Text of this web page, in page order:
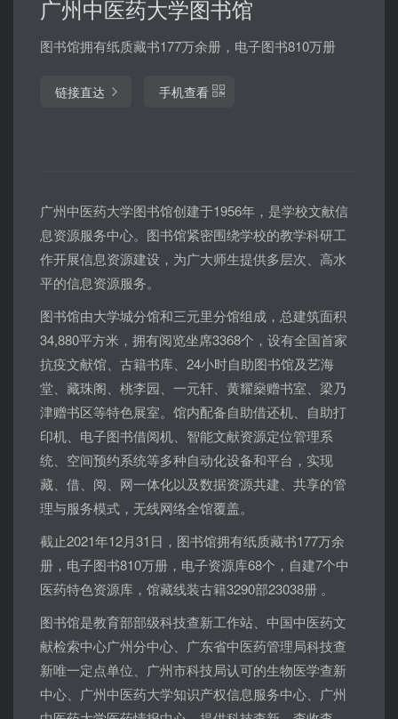
广州中医药大学图书馆
图书馆拥有纸质藏书177万余册，电子图书810万册
链接直达 手机查看
广州中医药大学图书馆创建于1956年，是学校文献信
息资源服务中心。图书馆紧密围绕学校的教学科研工
作开展信息资源建设，为广大师生提供多层次、高水
平的信息资源服务。
图书馆由大学城分馆和三元里分馆组成，总建筑面积
34,880平方米，拥有阅览坐席3368个，设有全国首家
抗疫文献馆、古籍书库、24小时自助图书馆及艺海
堂、藏珠阁、桃李园、一元轩、黄耀燊赠书室、梁乃
津赠书区等特色展室。馆内配备自助借还机、自助打
印机、电子图书借阅机、智能文献资源定位管理系
统、空间预约系统等多种自动化设备和平台，实现
藏、借、阅、网一体化以及数据资源共建、共享的管
理与服务模式，无线网络全馆覆盖。
截止2021年12月31日，图书馆拥有纸质藏书177万余
册，电子图书810万册，电子资源库68个，自建7个中
医药特色资源库，馆藏线装古籍3290部23038册 。
图书馆是教育部部级科技查新工作站、中国中医药文
献检索中心广州分中心、广东省中医药管理局科技查
新唯一定点单位、广州市科技局认可的生物医学查新
中心、广州中医药大学知识产权信息服务中心、广州